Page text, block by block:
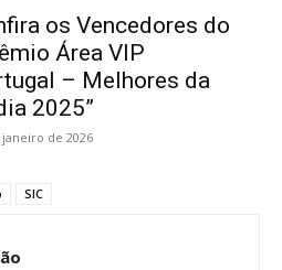
os Vencedores do
Área VIP
– Melhores da
2025”
de 2026
SIC